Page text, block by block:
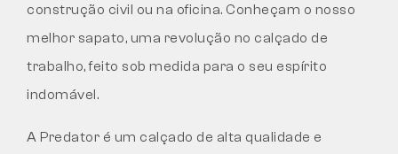
construção civil ou na oficina. Conheçam o nosso
melhor sapato, uma revolução no calçado de
trabalho, feito sob medida para o seu espírito
indomável.
A Predator é um calçado de alta qualidade e